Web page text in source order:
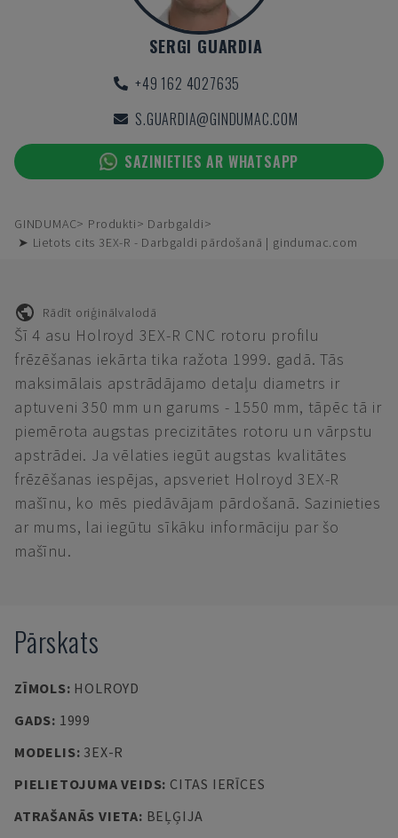
SERGI GUARDIA
+49 162 4027635
S.GUARDIA@GINDUMAC.COM
SAZINIETIES AR WHATSAPP
GINDUMAC Produkti
Darbgaldi
➤ Lietots cits 3EX-R - Darbgaldi pārdošanā | gindumac.com
Rādīt oriģinālvalodā
Šī 4 asu Holroyd 3EX-R CNC rotoru profilu
frēzēšanas iekārta tika ražota 1999. gadā. Tās
maksimālais apstrādājamo detaļu diametrs ir
aptuveni 350 mm un garums - 1550 mm, tāpēc tā ir
piemērota augstas precizitātes rotoru un vārpstu
apstrādei. Ja vēlaties iegūt augstas kvalitātes
frēzēšanas iespējas, apsveriet Holroyd 3EX-R
mašīnu, ko mēs piedāvājam pārdošanā. Sazinieties
ar mums, lai iegūtu sīkāku informāciju par šo
mašīnu.
Pārskats
ZĪMOLS: HOLROYD
GADS: 1999
MODELIS: 3EX-R
PIELIETOJUMA VEIDS: CITAS IERĪCES
ATRAŠANĀS VIETA: BEĻĢIJA